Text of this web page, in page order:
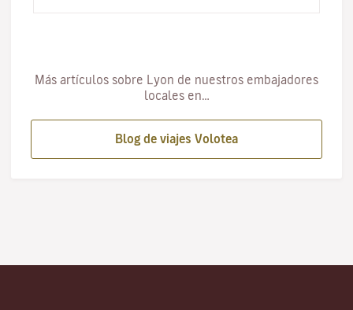
Más artículos sobre Lyon de nuestros embajadores
locales en…
Blog de viajes Volotea